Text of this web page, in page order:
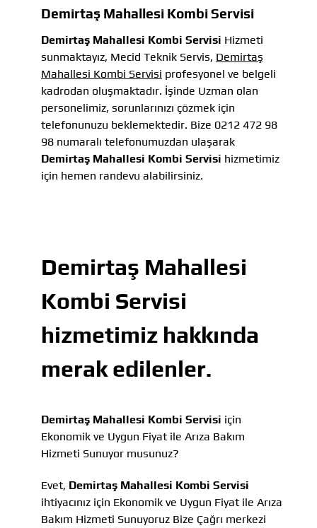
Demirtaş Mahallesi Kombi Servisi
Demirtaş Mahallesi Kombi Servisi Hizmeti
sunmaktayız, Mecid Teknik Servis, Demirtaş
Mahallesi Kombi Servisi profesyonel ve belgeli
kadrodan oluşmaktadır. İşinde Uzman olan
personelimiz, sorunlarınızı çözmek için
telefonunuzu beklemektedir. Bize 0212 472 98
98 numaralı telefonumuzdan ulaşarak
Demirtaş Mahallesi Kombi Servisi hizmetimiz
için hemen randevu alabilirsiniz.
Demirtaş Mahallesi
Kombi Servisi
hizmetimiz hakkında
merak edilenler.
Demirtaş Mahallesi Kombi Servisi için
Ekonomik ve Uygun Fiyat ile Arıza Bakım
Hizmeti Sunuyor musunuz?
Evet, Demirtaş Mahallesi Kombi Servisi
ihtiyacınız için Ekonomik ve Uygun Fiyat ile Arıza
Bakım Hizmeti Sunuyoruz Bize Çağrı merkezi